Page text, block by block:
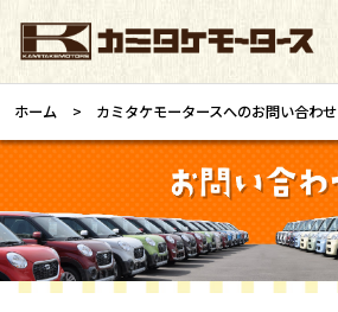
ホーム カミタケモータースへのお問い合わせ